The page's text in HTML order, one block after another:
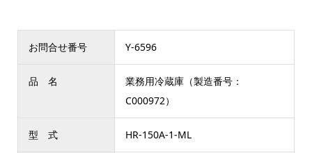
お問合せ番号 Y-6596
品 名
業務用冷蔵庫（製造番号：
C000972）
型 式 HR-150A-1-ML